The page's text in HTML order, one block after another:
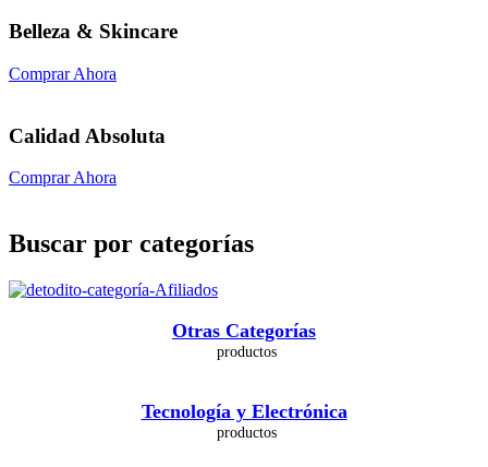
Belleza & Skincare
Comprar Ahora
Calidad Absoluta
Comprar Ahora
Buscar por categorías
Otras Categorías
Tecnología y Electrónica